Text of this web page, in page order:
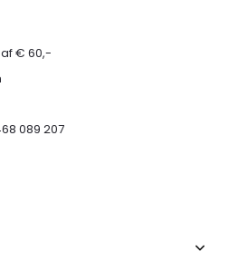
€ 60,-
089 207